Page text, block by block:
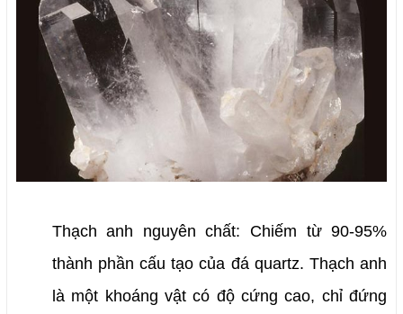
Thạch anh nguyên chất: Chiếm từ 90-95%
thành phần cấu tạo của đá quartz. Thạch anh
là một khoáng vật có độ cứng cao, chỉ đứng